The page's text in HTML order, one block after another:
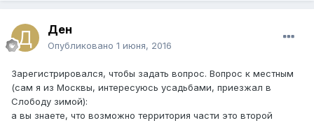
Ден
Опубликовано 1 июня, 2016
Зарегистрировался, чтобы задать вопрос. Вопрос к местным
(сам я из Москвы, интересуюсь усадьбами, приезжал в
Слободу зимой):
а вы знаете, что возможно территория части это второй